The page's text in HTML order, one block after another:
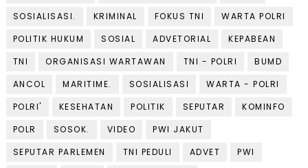
SOSIALISASI.
KRIMINAL FOKUS TNI
WARTA POLRI
POLITIK HUKUM
SOSIAL ADVETORIAL
KEPABEAN
TNI
ORGANISASI WARTAWAN TNI - POLRI
BUMD
ANCOL
MARITIME. SOSIALISASI
WARTA - POLRI
POLRI'
KESEHATAN POLITIK SEPUTAR
KOMINFO
POLR
SOSOK. VIDEO
PWI JAKUT
SEPUTAR PARLEMEN
TNI PEDULI ADVET
PWI